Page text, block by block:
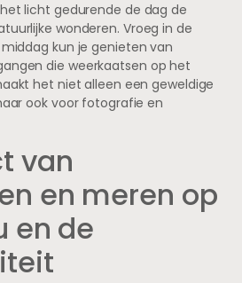
licht gedurende de dag de
wonderen. Vroeg in de
kun je genieten van
die weerkaatsen op het
het niet alleen een geweldige
ook voor fotografie en
van
en meren op
en de